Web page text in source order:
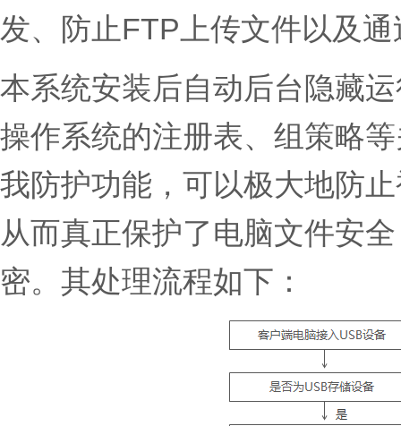
发、防止FTP上传文件以及
本系统安装后自动后台隐藏
操作系统的注册表、组策略
我防护功能，可以极大地防
从而真正保护了电脑文件安
密。其处理流程如下：